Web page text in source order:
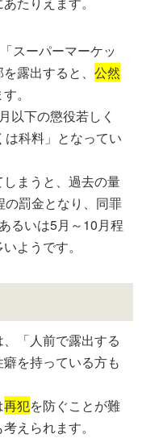
スーパーマーケッ
を露出すると、公然
。
以下の懲役若しく
科料」となってい
まうと、過去の量
罰金となり、同罪
るいは5月～10月程
ようです。
「人前で露出する
を持っている方も
再犯を防ぐことが難
えられます。